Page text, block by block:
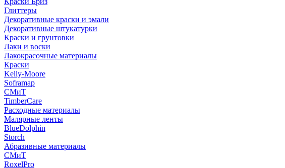
Глиттеры
Декоративные краски и эмали
Декоративные штукатурки
Краски и грунтовки
Лаки и воски
Лакокрасочные материалы
Краски
Kelly-Moore
Soframap
СМиТ
TimberCare
Расходные материалы
Малярные ленты
BlueDolphin
Storch
Абразивные материалы
СМиТ
RoxelPro